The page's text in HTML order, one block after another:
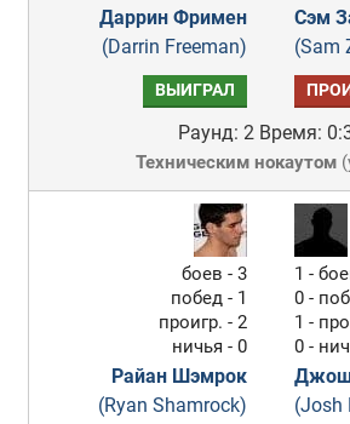
Даррин Фримен
(Darrin Freeman)
Сэм
(Sam
ВЫИГРАЛ
Раунд: 2 Время:
Техническим нокаутом(
боев - 3
побед - 1
проигр. - 2
ничья - 0
Райан Шэмрок
(Ryan Shamrock)
1 -
0 -
1 -
0 -
Джош
(Josh